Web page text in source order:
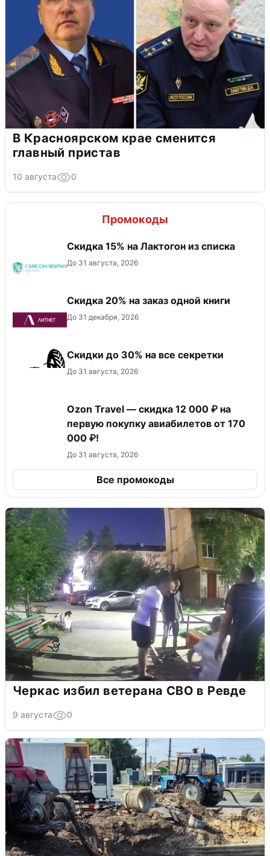
В Красноярском крае сменится
главный пристав
10 августа 0
Промокоды
Скидка 15% на Лактогон из списка
До 31 августа, 2026
Скидка 20% на заказ одной книги
До 31 декабря, 2026
Скидки до 30% на все секретки
До 31 августа, 2026
Ozon Travel — скидка 12 000 ₽ на
первую покупку авиабилетов от 170
000 ₽!
До 31 августа, 2026
Все промокоды
Черкас избил ветерана СВО в Ревде
9 августа 0